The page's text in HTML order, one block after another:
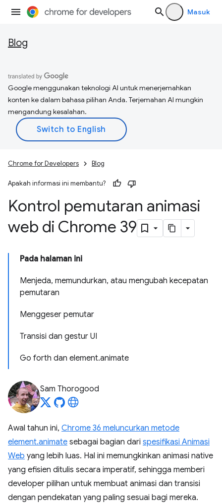
Masuk
Blog
Google menggunakan teknologi AI untuk menerjemahkan
konten ke dalam bahasa pilihan Anda. Terjemahan AI mungkin
mengandung kesalahan.
Chrome for Developers Blog
Apakah informasi ini membantu?
Kontrol pemutaran animasi
web di Chrome 39
Pada halaman ini
Menjeda, memundurkan, atau mengubah kecepatan
pemutaran
Menggeser pemutar
Transisi dan gestur UI
Go forth dan element.animate
Sam Thorogood
Awal tahun ini, Chrome 36 meluncurkan metode
element.animate sebagai bagian dari spesifikasi Animasi
Web yang lebih luas. Hal ini memungkinkan animasi native
yang efisien ditulis secara imperatif, sehingga memberi
developer pilihan untuk membuat animasi dan transisi
dengan pendekatan yang paling sesuai bagi mereka.